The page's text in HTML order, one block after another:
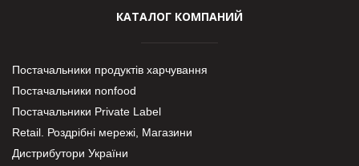
КАТАЛОГ КОМПАНИЙ
Постачальники продуктів харчування
Постачальники nonfood
Постачальники Private Label
Retail. Роздрібні мережі, Магазини
Дистрибутори України